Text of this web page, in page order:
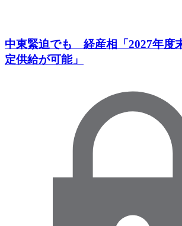
中東緊迫でも 経産相「2027年度
定供給が可能」